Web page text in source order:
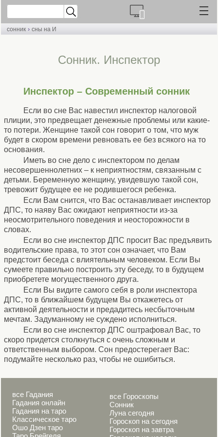
сонник › сны на И
Cонник. Инспектор
Инспектор – Современный сонник
Если во сне Вас навестил инспектор налоговой
плиции, это предвещает денежные проблемы или какие-
то потери. Женщине такой сон говорит о том, что муж
будет в скором времени ревновать ее без всякого на то
основания.
Иметь во сне дело с инспектором по делам
несовершеннолетних – к неприятностям, связанным с
детьми. Беременную женщину, увидевшую такой сон,
тревожит будущее ее не родившегося ребенка.
Если Вам снится, что Вас останавливает инспектор
ДПС, то наяву Вас ожидают неприятности из-за
неосмотрительного поведения и неосторожности в
словах.
Если во сне инспектор ДПС просит Вас предъявить
водительские права, то этот сон означает, что Вам
предстоит беседа с влиятельным человеком. Если Вы
сумеете правильно построить эту беседу, то в будущем
приобретете могущественного друга.
Если Вы видите самого себя в роли инспектора
ДПС, то в ближайшем будущем Вы откажетесь от
активной деятельности и предадитесь несбыточным
мечтам. Задуманному не суждено исполниться.
Если во сне инспектор ДПС оштрафовал Вас, то
скоро придется столкнуться с очень сложным и
ответственным выбором. Сон предостерегает Вас:
подумайте несколько раз, чтобы не ошибиться.
все Гадания
Гадания онлайн
Гадания на таро
Классическое таро
Ошо Дзен таро
все Гороскопы
Сонник
Луна сегодня
Гороскоп на сегодня
Гороскоп на завтра